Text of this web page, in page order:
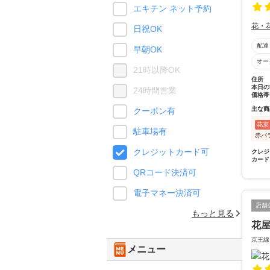
花・
配達
オ
住所
本日
価格帯
主な
花束
赤バ
クレ
カード
店舗
花
京王
エキテン ネット予約
日祝OK
早朝OK
21時以降OK
24時間営業
クーポン有
駐車場有
クレジットカード可
QRコード決済可
電子マネー決済可
もっと見る
メニュー